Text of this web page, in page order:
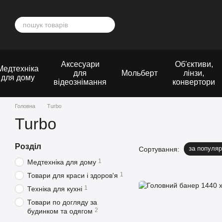
для дому
Аксесуари
для
відеознімання
Мольберт
Об'єктиви,
лінзи,
конвертори
Головна Turbo
Turbo
Сортування: за
Розділ
Медтехніка для дому 1
Товари для краси і здоров'я 1
Техніка для кухні 1
Товари по догляду за
будинком та одягом 2